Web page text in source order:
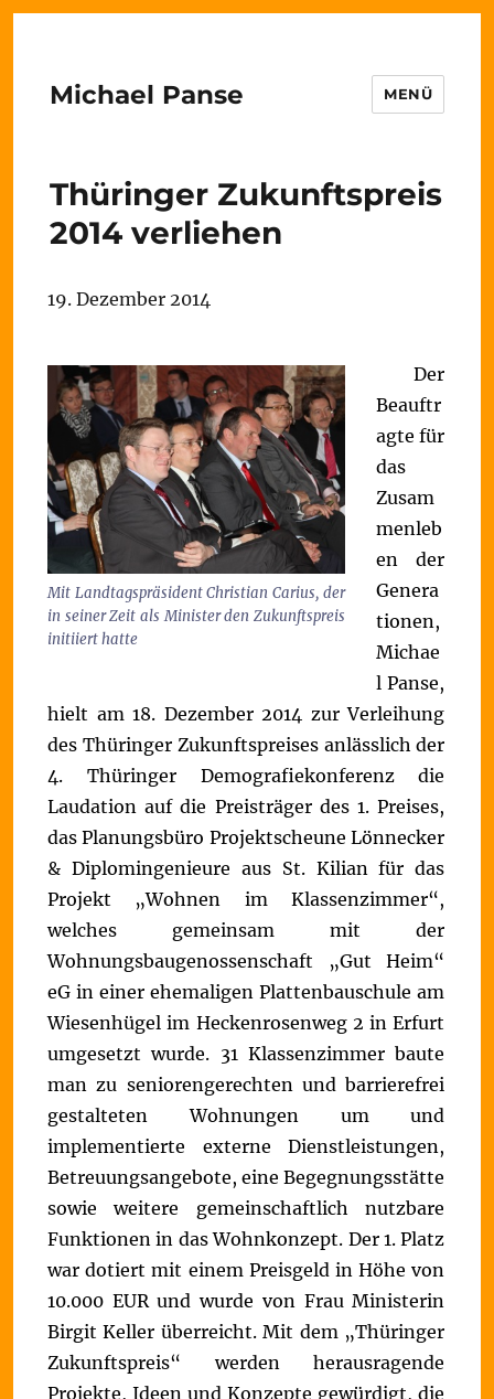
Michael Panse MENÜ
Thüringer Zukunftspreis
2014 verliehen
19. Dezember 2014
Mit Landtagspräsident Christian Carius, der
in seiner Zeit als Minister den Zukunftspreis
initiiert hatte
Der
Beauftr
agte für
das
Zusam
menleb
en der
Genera
tionen,
Michae
l Panse,
hielt am 18. Dezember 2014 zur Verleihung
des Thüringer Zukunftspreises anlässlich der
4. Thüringer Demografiekonferenz die
Laudation auf die Preisträger des 1. Preises,
das Planungsbüro Projektscheune Lönnecker
& Diplomingenieure aus St. Kilian für das
Projekt „Wohnen im Klassenzimmer“,
welches gemeinsam mit der
Wohnungsbaugenossenschaft „Gut Heim“
eG in einer ehemaligen Plattenbauschule am
Wiesenhügel im Heckenrosenweg 2 in Erfurt
umgesetzt wurde. 31 Klassenzimmer baute
man zu seniorengerechten und barrierefrei
gestalteten Wohnungen um und
implementierte externe Dienstleistungen,
Betreuungsangebote, eine Begegnungsstätte
sowie weitere gemeinschaftlich nutzbare
Funktionen in das Wohnkonzept. Der 1. Platz
war dotiert mit einem Preisgeld in Höhe von
10.000 EUR und wurde von Frau Ministerin
Birgit Keller überreicht.Mit dem „Thüringer
Zukunftspreis“ werden herausragende
Projekte, Ideen und Konzepte gewürdigt, die